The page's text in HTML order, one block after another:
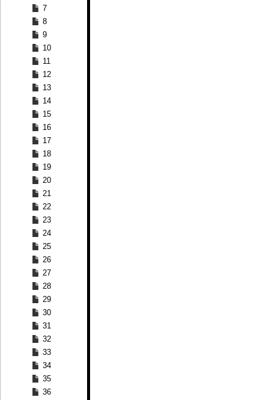
7
8
9
10
11
12
13
14
15
16
17
18
19
20
21
22
23
24
25
26
27
28
29
30
31
32
33
34
35
36